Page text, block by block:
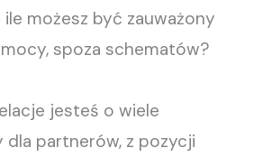
ile możesz być zauważony
spoza schematów?
jesteś o wiele
dla partnerów, z pozycji